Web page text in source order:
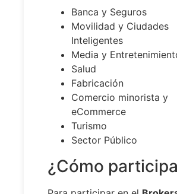
Banca y Seguros
Movilidad y Ciudades
Inteligentes
Media y
Salud
Fabricación
Comercio minorista y
eCommerce
Turismo
Sector Público
¿Cómo